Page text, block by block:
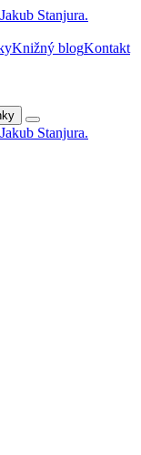
Knižný blogKontakt